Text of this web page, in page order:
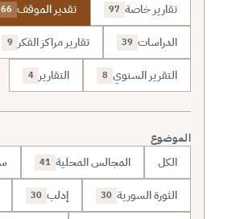
تقارير خاصة 97 تقدير الموقف 66
الدراسات 39 تقارير مراكز الفكر 9
التقرير السنوي 8 التقارير 4
الموضوع
الكل المجالس المحلية 41
الثورة السورية 30 إدلب 30